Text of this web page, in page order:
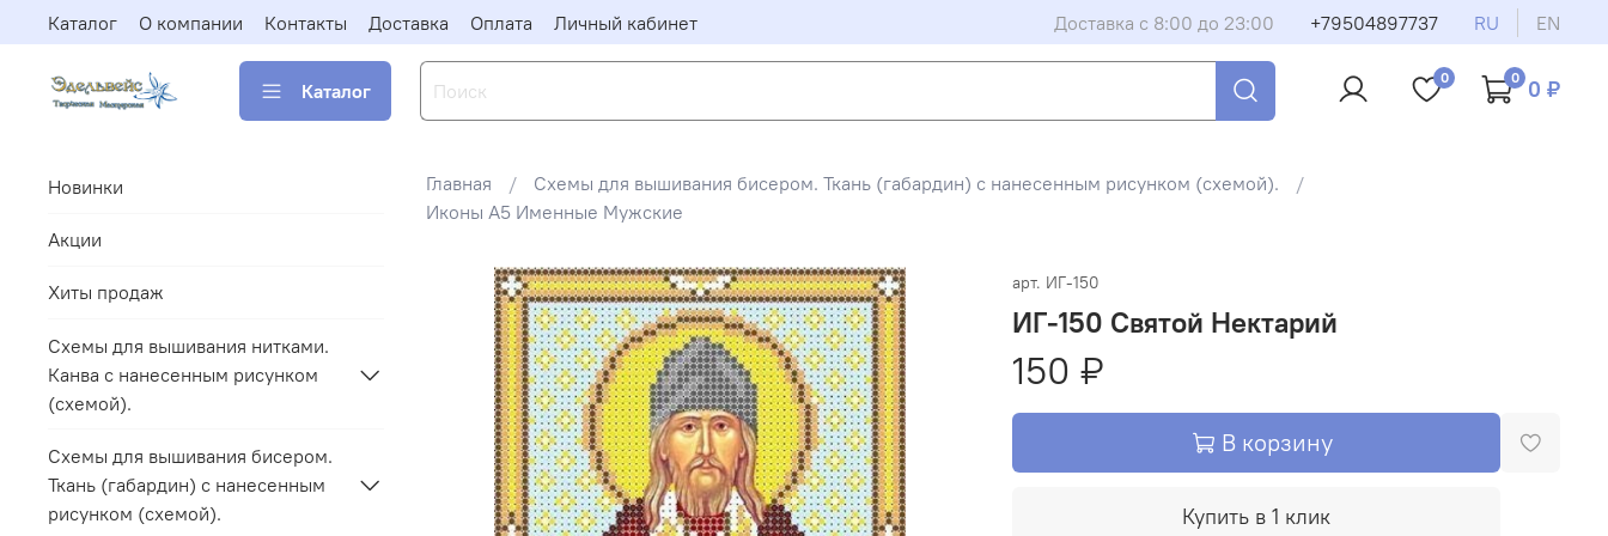
Каталог О компании Контакты Доставка Оплата Личный кабинет Доставка с 8:00 до 23:00 +79504897737 RU EN
Каталог
0 0 0 ₽
Главная
Схемы для вышивания бисером. Ткань (габардин) с нанесенным рисунком (схемой).
Иконы А5 Именные Мужские
арт. ИГ-150
ИГ-150 Святой Нектарий
150 ₽
В корзину
Купить в 1 клик
Новинки
Акции
Хиты продаж
Схемы для вышивания нитками.
Канва с нанесенным рисунком
(схемой).
Схемы для вышивания бисером.
Ткань (габардин) с нанесенным
рисунком (схемой).